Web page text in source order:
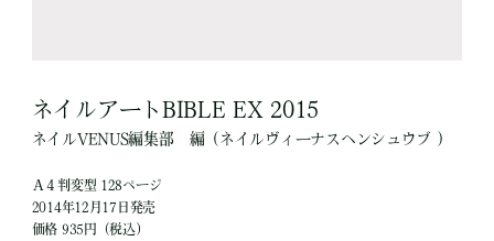
ネイルアートBIBLE EX 2015
ネイルVENUS編集部 編（ネイルヴィーナスヘンシュウブ ）
Ａ４判変型 128ページ
2014年12月17日発売
価格 935円（税込）